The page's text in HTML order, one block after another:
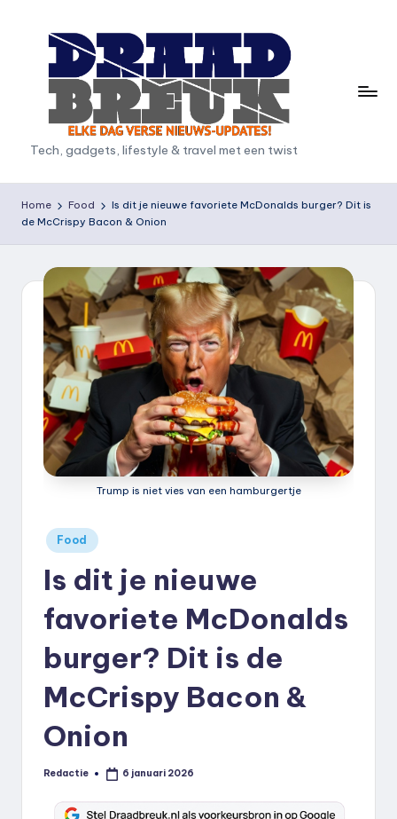
D
r
a
a
b
Tech, gadgets, lifestyle & travel met een twist
Home Food
Is dit je nieuwe favoriete McDonalds burger? Dit is
de McCrispy Bacon & Onion
Trump is niet vies van een hamburgertje
Geplaatst
in
Food
Is dit je nieuwe
favoriete McDonalds
burger? Dit is de
McCrispy Bacon &
Onion
Geplaatst
Redactie 6 januari 2026